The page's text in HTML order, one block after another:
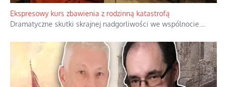
ukrywając przed światem pełną i bardziej surową treść jej
orędzia....